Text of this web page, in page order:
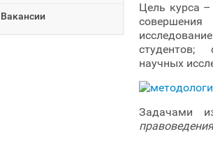
Вакансии
Цель курса
студентов;
научных
Задачами